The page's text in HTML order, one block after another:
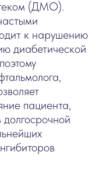
(ДМО).
к нарушению
диабетической
пациента,
долгосрочной